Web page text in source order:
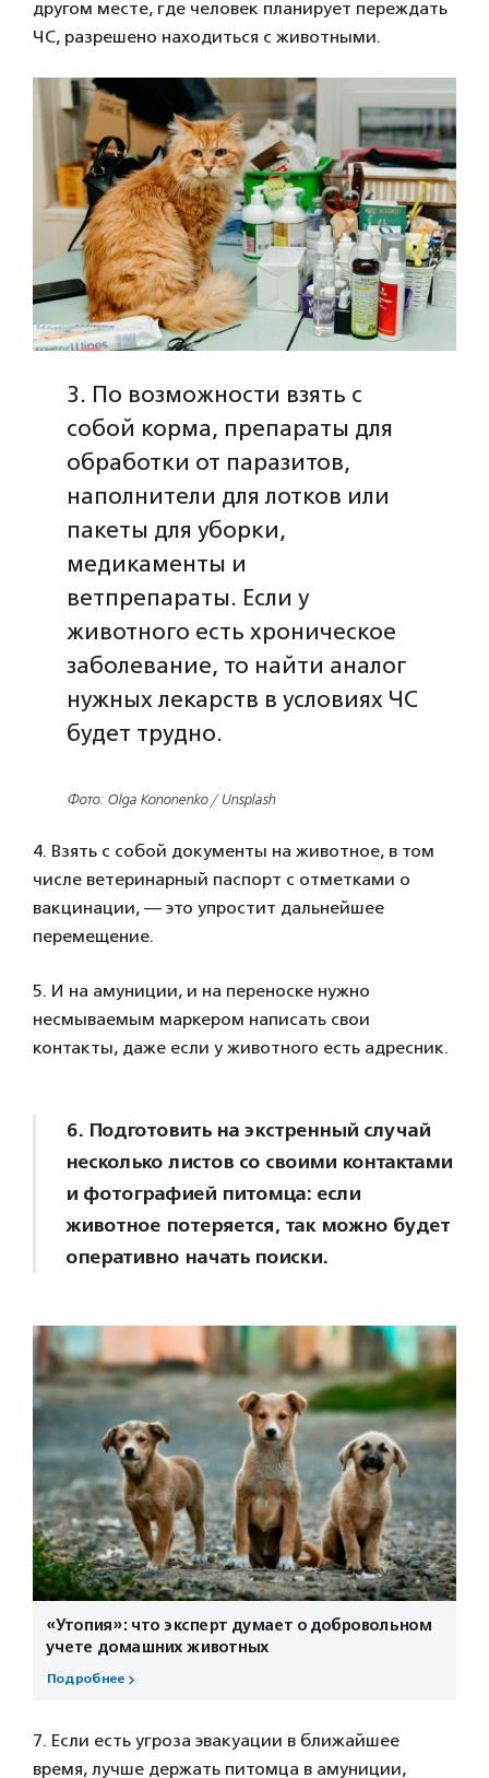
другом месте, где человек планирует переждать
ЧС, разрешено находиться с животными.
3. По возможности взять с
собой корма, препараты для
обработки от паразитов,
наполнители для лотков или
пакеты для уборки,
медикаменты и
ветпрепараты. Если у
животного есть хроническое
заболевание, то найти аналог
нужных лекарств в условиях ЧС
будет трудно.
Фото: Olga Kononenko / Unsplash
4. Взять с собой документы на животное, в том
числе ветеринарный паспорт с отметками о
вакцинации, — это упростит дальнейшее
перемещение.
5. И на амуниции, и на переноске нужно
несмываемым маркером написать свои
контакты, даже если у животного есть адресник.
6. Подготовить на экстренный случай
несколько листов со своими контактами
и фотографией питомца: если
животное потеряется, так можно будет
оперативно начать поиски.
«Утопия»: что эксперт думает о добровольном
учете домашних животных
Подробнее
7. Если есть угроза эвакуации в ближайшее
время, лучше держать питомца в амуниции,